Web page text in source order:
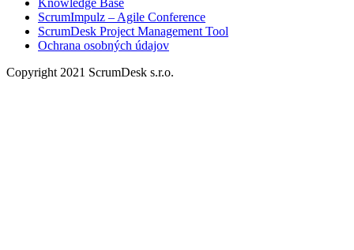
ScrumImpulz – Agile Conference
ScrumDesk Project Management Tool
Ochrana osobných údajov
Copyright 2021 ScrumDesk s.r.o.